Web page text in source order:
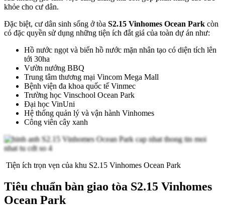
khỏe cho cư dân.
Đặc biệt, cư dân sinh sống ở tòa S2.15 Vinhomes Ocean Park còn
có đặc quyền sử dụng những tiện ích đắt giá của toàn dự án như:
Hồ nước ngọt và biển hồ nước mặn nhân tạo có diện tích lên
tới 30ha
Vườn nướng BBQ
Trung tâm thương mại Vincom Mega Mall
Bệnh viện đa khoa quốc tế Vinmec
Trường học Vinschool Ocean Park
Đại học VinUni
Hệ thống quản lý và vận hành Vinhomes
Công viên cây xanh
Tiện ích trọn vẹn của khu S2.15 Vinhomes Ocean Park
Tiêu chuẩn bàn giao tòa S2.15 Vinhomes
Ocean Park